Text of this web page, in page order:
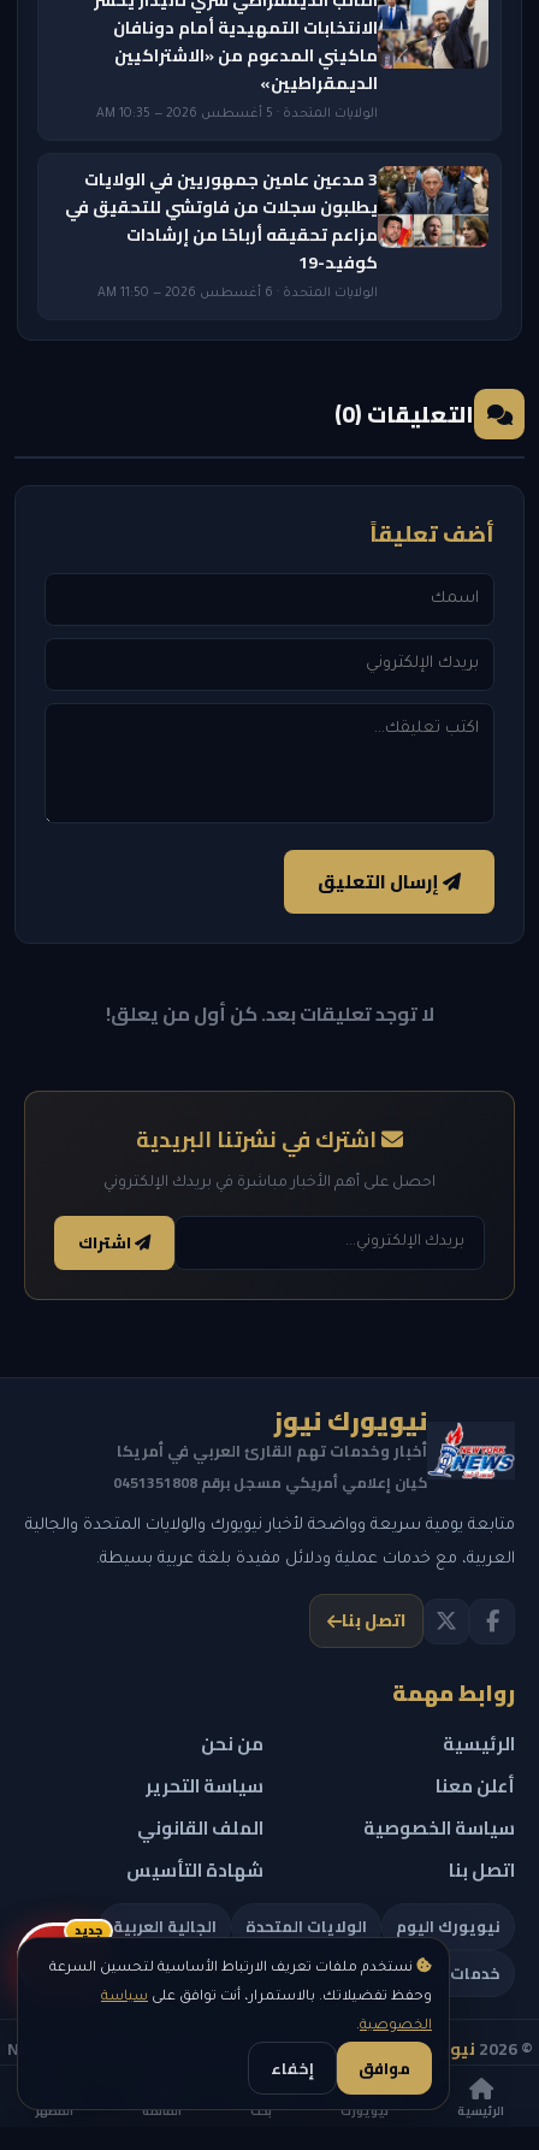
الرئيسية نيويورك بحث القائمة المظهر
نستخدم ملفات تعريف الارتباط الأساسية لتحسين السرعة
وحفظ تفضيلاتك. بالاستمرار، أنت توافق على سياسة
الخصوصية.
موافق إخفاء
الانتخابات التمهيدية أمام دونافان
ماكيني المدعوم من «الاشتراكيين
الديمقراطيين»
الولايات المتحدة · 5 أغسطس 2026 — 10:35 AM
3 مدعين عامين جمهوريين في الولايات
يطلبون سجلات من فاوتشي للتحقيق في
مزاعم تحقيقه أرباحًا من إرشادات
كوفيد-19
الولايات المتحدة · 6 أغسطس 2026 — 11:50 AM
التعليقات (0)
أضف تعليقاً
إرسال التعليق
لا توجد تعليقات بعد. كن أول من يعلق!
اشترك في نشرتنا البريدية
احصل على أهم الأخبار مباشرة في بريدك الإلكتروني
اشتراك
نيويورك نيوز
أخبار وخدمات تهم القارئ العربي في أمريكا
كيان إعلامي أمريكي مسجل برقم 0451351808
متابعة يومية سريعة وواضحة لأخبار نيويورك والولايات المتحدة والجالية
العربية، مع خدمات عملية ودلائل مفيدة بلغة عربية بسيطة.
اتصل بنا
روابط مهمة
الرئيسية
من نحن
أعلن معنا
سياسة التحرير
سياسة الخصوصية
الملف القانوني
اتصل بنا
شهادة التأسيس
نيويورك اليوم الولايات المتحدة
الجالية العربية
خدمات تهمك
© 2026 نيويورك نيوز
— جميع الحقوق محفوظة — NEW YORK NEWS
IN ARABIC LLC — رقم التسجيل 0451351808
ريلز
جديد